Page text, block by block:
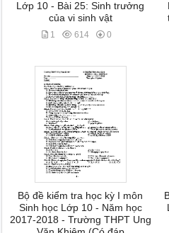
Lớp 10 - Bài 25: Sinh trưởng
của vi sinh vật
1 614 0
Bộ đề kiểm tra học kỳ I môn
Sinh học Lớp 10 - Năm học
2017-2018 - Trường THPT Ung